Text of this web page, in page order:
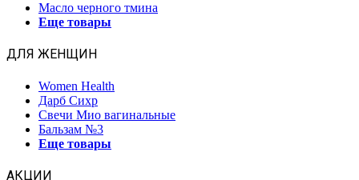
Масло черного тмина
Еще товары
ДЛЯ ЖЕНЩИН
Women Health
Дарб Сихр
Свечи Мио вагинальные
Бальзам №3
Еще товары
АКЦИИ